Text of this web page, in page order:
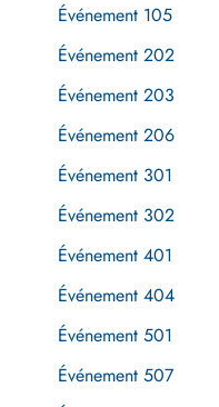
Événement 105
Événement 202
Événement 203
Événement 206
Événement 301
Événement 302
Événement 401
Événement 404
Événement 501
Événement 507